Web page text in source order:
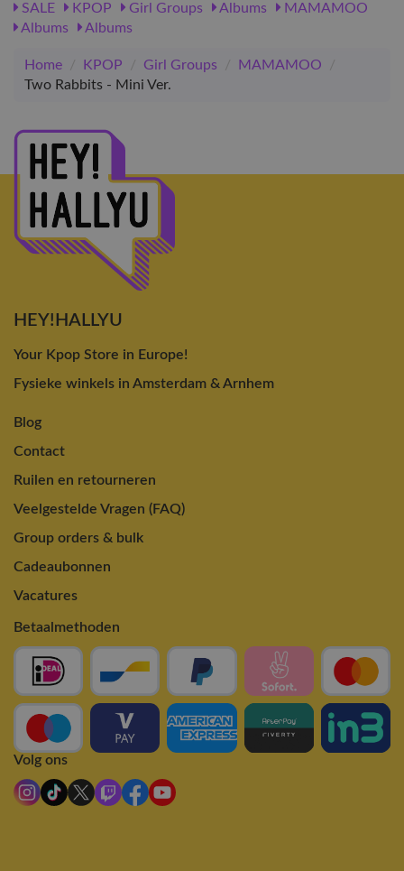
SALE
KPOP Girl Groups Albums
MAMAMOO
Albums
Albums
Home / KPOP / Girl Groups / MAMAMOO
/
Two Rabbits - Mini Ver.
HEY!HALLYU
Your Kpop Store in Europe!
Fysieke winkels in Amsterdam & Arnhem
Blog
Contact
Ruilen en retourneren
Veelgestelde Vragen (FAQ)
Group orders & bulk
Cadeaubonnen
Vacatures
Betaalmethoden
Volg ons